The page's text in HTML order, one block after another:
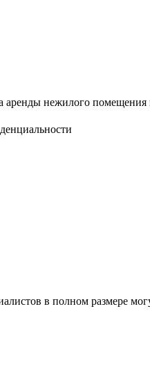
аренды нежилого
в полном размере